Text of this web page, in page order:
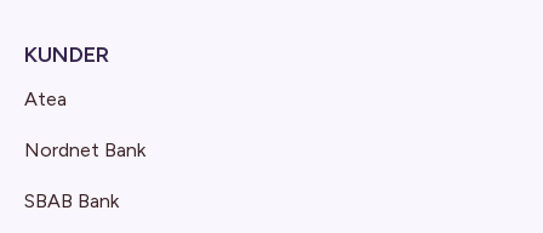
KUNDER
Atea
Nordnet Bank
SBAB Bank